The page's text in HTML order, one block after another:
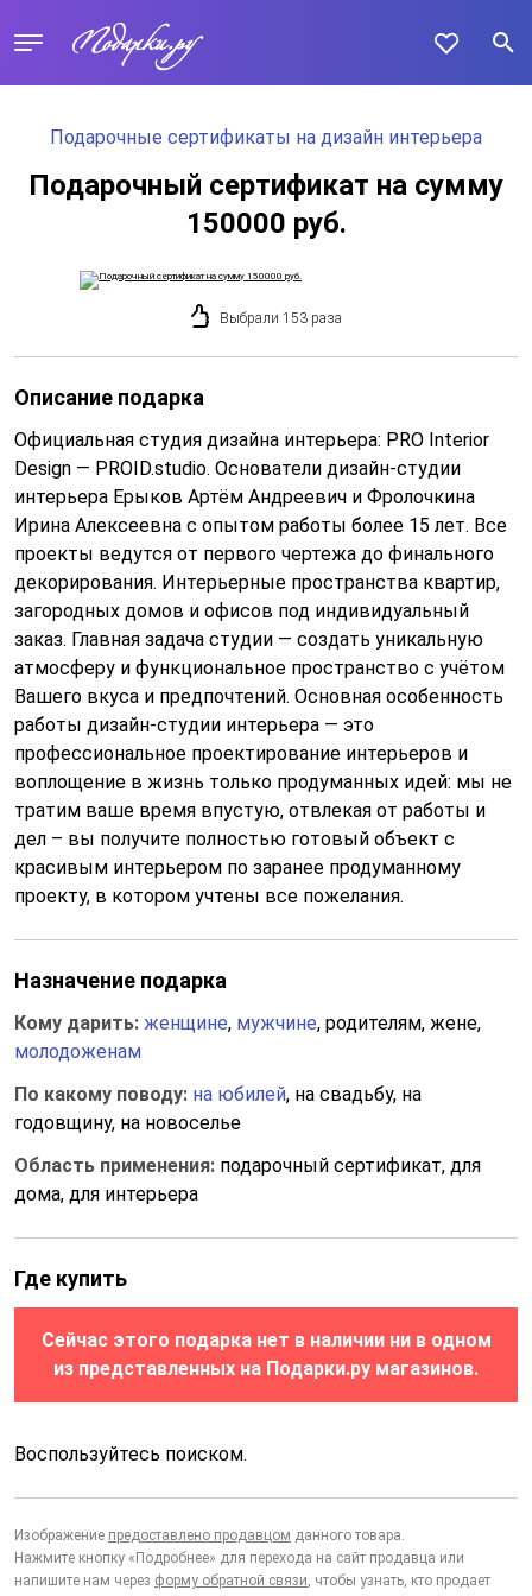
Подарочные сертификаты на дизайн интерьера
Подарочный сертификат на сумму
150000 руб.
Выбрали 153 раза
Описание подарка
Официальная студия дизайна интерьера: PRO Interior
Design — PROID.studio. Основатели дизайн-студии
интерьера Ерыков Артём Андреевич и Фролочкина
Ирина Алексеевна с опытом работы более 15 лет. Все
проекты ведутся от первого чертежа до финального
декорирования. Интерьерные пространства квартир,
загородных домов и офисов под индивидуальный
заказ. Главная задача студии — создать уникальную
атмосферу и функциональное пространство с учётом
Вашего вкуса и предпочтений. Основная особенность
работы дизайн-студии интерьера — это
профессиональное проектирование интерьеров и
воплощение в жизнь только продуманных идей: мы не
тратим ваше время впустую, отвлекая от работы и
дел – вы получите полностью готовый объект с
красивым интерьером по заранее продуманному
проекту, в котором учтены все пожелания.
Назначение подарка
Кому дарить: женщине, мужчине, родителям, жене,
молодоженам
По какому поводу: на юбилей, на свадьбу, на
годовщину, на новоселье
Область применения: подарочный сертификат, для
дома, для интерьера
Где купить
Сейчас этого подарка нет в наличии ни в одном
из представленных на Подарки.ру магазинов.
Воспользуйтесь поиском.
Изображение предоставлено продавцом данного товара.
Нажмите кнопку «Подробнее» для перехода на сайт продавца или
напишите нам через форму обратной связи, чтобы узнать, кто продает